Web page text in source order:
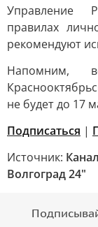
Управление
правилах
рекомендуют
Напомним,
не будет до 17
Подписаться |
Источник:
Волгоград 24"